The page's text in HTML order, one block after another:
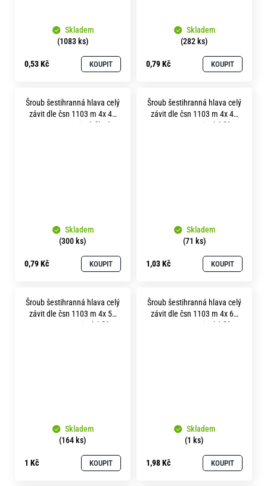
Skladem
(1083 ks)
0,53 Kč KOUPIT
Skladem
(282 ks)
0,79 Kč KOUPIT
Šroub šestihranná hlava celý
závit dle čsn 1103 m 4x 40
pevnost 8.8 zinek žlutý
Skladem
(300 ks)
0,79 Kč KOUPIT
Šroub šestihranná hlava celý
závit dle čsn 1103 m 4x 45
pevnost 8.8 zinek bílý
Skladem
(71 ks)
1,03 Kč KOUPIT
Šroub šestihranná hlava celý
závit dle čsn 1103 m 4x 50
pevnost 8.8 zinek bílý
Skladem
(164 ks)
1 Kč KOUPIT
Šroub šestihranná hlava celý
závit dle čsn 1103 m 4x 60
pevnost 8.8 zinek bílý
Skladem
(1 ks)
1,98 Kč KOUPIT